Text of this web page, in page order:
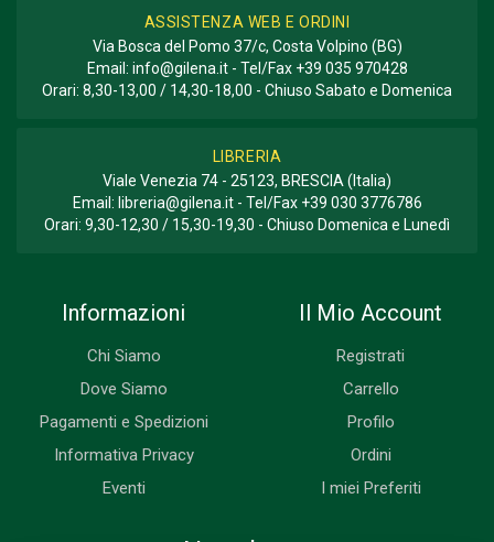
ASSISTENZA WEB E ORDINI
Via Bosca del Pomo 37/c, Costa Volpino (BG)
Email: info@gilena.it- Tel/Fax +39 035 970428
Orari: 8,30-13,00 / 14,30-18,00 - Chiuso Sabato e Domenica
LIBRERIA
Viale Venezia 74 - 25123, BRESCIA (Italia)
Email: libreria@gilena.it- Tel/Fax +39 030 3776786
Orari: 9,30-12,30 / 15,30-19,30 - Chiuso Domenica e Lunedì
Informazioni
Chi Siamo
Dove Siamo
Pagamenti e Spedizioni
Informativa Privacy
Eventi
Il Mio Account
Registrati
Carrello
Profilo
Ordini
I miei Preferiti